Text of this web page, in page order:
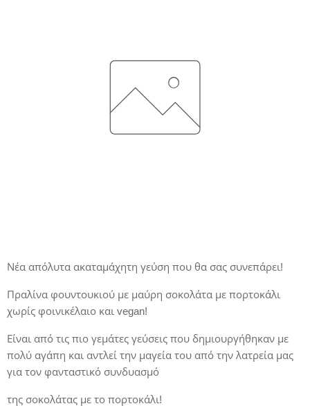
Νέα απόλυτα ακαταμάχητη γεύση που θα σας συνεπάρει!
Πραλίνα φουντουκιού με μαύρη σοκολάτα με πορτοκάλι
χωρίς φοινικέλαιο και vegan!
Είναι από τις πιο γεμάτες γεύσεις που δημιουργήθηκαν με
πολύ αγάπη και αντλεί την μαγεία του από την λατρεία μας
για τον φανταστικό συνδυασμό
της σοκολάτας με το πορτοκάλι!